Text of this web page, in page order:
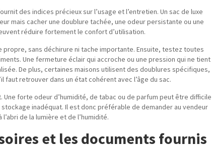
des indices précieux sur l’usage et l’entretien. Un sac de luxe
mais cacher une doublure tachée, une odeur persistante ou une
réduire fortement le confort d’utilisation.
propre, sans déchirure ni tache importante. Ensuite, testez toutes
Une fermeture éclair qui accroche ou une pression qui ne tient
De plus, certaines maisons utilisent des doublures spécifiques,
faut retrouver dans un état cohérent avec l’âge du sac.
Une forte odeur d’humidité, de tabac ou de parfum peut être difficile
inadéquat. Il est donc préférable de demander au vendeur
de la lumière et de l’humidité.
et les documents fournis